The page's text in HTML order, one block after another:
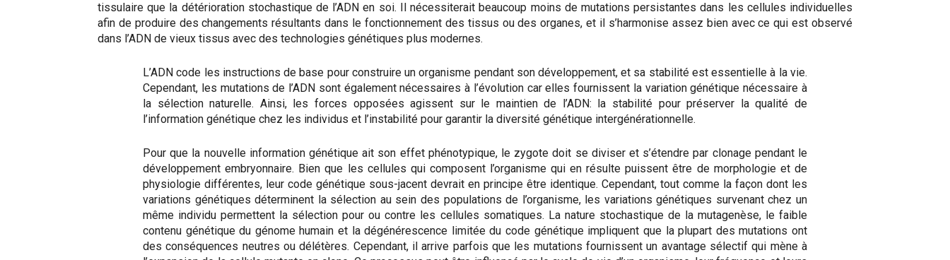
tissulaire que la détérioration stochastique de l’ADN en soi. Il nécessiterait beaucoup moins de mutations persistantes dans les cellules individuelles
afin de produire des changements résultants dans le fonctionnement des tissus ou des organes, et il s’harmonise assez bien avec ce qui est observé
dans l’ADN de vieux tissus avec des technologies génétiques plus modernes.
L’ADN code les instructions de base pour construire un organisme pendant son développement, et sa stabilité est essentielle à la vie.
Cependant, les mutations de l’ADN sont également nécessaires à l’évolution car elles fournissent la variation génétique nécessaire à
la sélection naturelle. Ainsi, les forces opposées agissent sur le maintien de l’ADN: la stabilité pour préserver la qualité de
l’information génétique chez les individus et l’instabilité pour garantir la diversité génétique intergénérationnelle.
Pour que la nouvelle information génétique ait son effet phénotypique, le zygote doit se diviser et s’étendre par clonage pendant le
développement embryonnaire. Bien que les cellules qui composent l’organisme qui en résulte puissent être de morphologie et de
physiologie différentes, leur code génétique sous-jacent devrait en principe être identique. Cependant, tout comme la façon dont les
variations génétiques déterminent la sélection au sein des populations de l’organisme, les variations génétiques survenant chez un
même individu permettent la sélection pour ou contre les cellules somatiques. La nature stochastique de la mutagenèse, le faible
contenu génétique du génome humain et la dégénérescence limitée du code génétique impliquent que la plupart des mutations ont
des conséquences neutres ou délétères. Cependant, il arrive parfois que les mutations fournissent un avantage sélectif qui mène à